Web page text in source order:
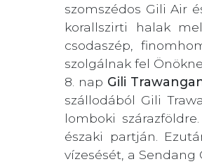
szomszédos Gili Air
korallszirti halak
csodaszép,
szolgálnak fel
8. nap Gili
szállodából Gili
lomboki
északi partján.
vízesését, a Sendang